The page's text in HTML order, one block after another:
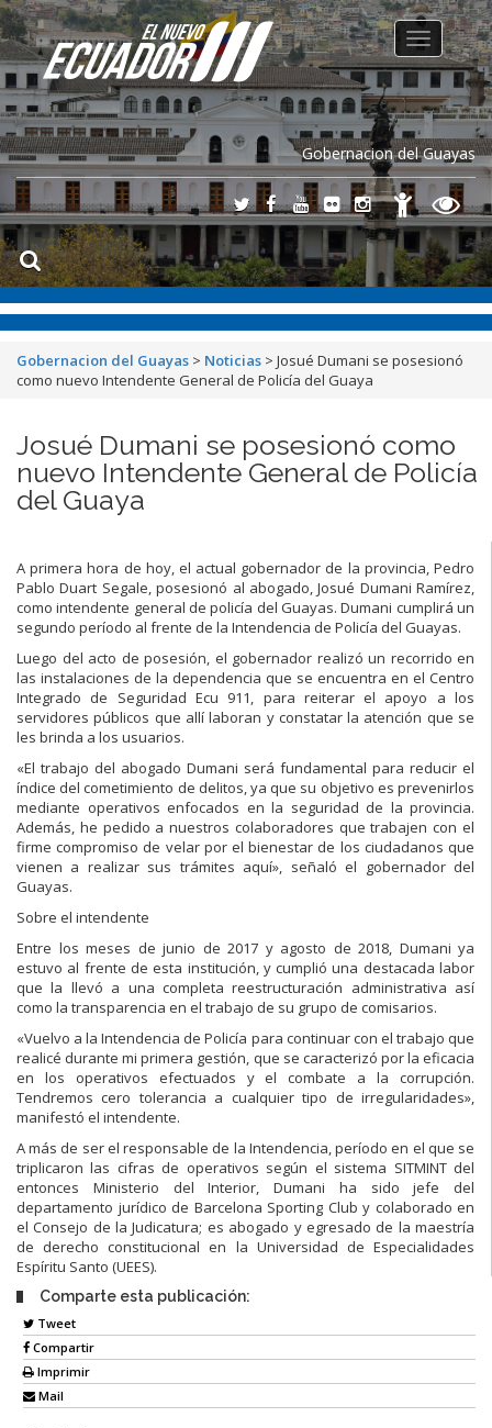
Gobernacion del Guayas
Toggle
navigation
Gobernacion del Guayas > Noticias > Josué Dumani se posesionó
como nuevo Intendente General de Policía del Guaya
Josué Dumani se posesionó como
nuevo Intendente General de Policía
del Guaya
A primera hora de hoy, el actual gobernador de la provincia, Pedro
Pablo Duart Segale, posesionó al abogado, Josué Dumani Ramírez,
como intendente general de policía del Guayas. Dumani cumplirá un
segundo período al frente de la Intendencia de Policía del Guayas.
Luego del acto de posesión, el gobernador realizó un recorrido en
las instalaciones de la dependencia que se encuentra en el Centro
Integrado de Seguridad Ecu 911, para reiterar el apoyo a los
servidores públicos que allí laboran y constatar la atención que se
les brinda a los usuarios.
«El trabajo del abogado Dumani será fundamental para reducir el
índice del cometimiento de delitos, ya que su objetivo es prevenirlos
mediante operativos enfocados en la seguridad de la provincia.
Además, he pedido a nuestros colaboradores que trabajen con el
firme compromiso de velar por el bienestar de los ciudadanos que
vienen a realizar sus trámites aquí», señaló el gobernador del
Guayas.
Sobre el intendente
Entre los meses de junio de 2017 y agosto de 2018, Dumani ya
estuvo al frente de esta institución, y cumplió una destacada labor
que la llevó a una completa reestructuración administrativa así
como la transparencia en el trabajo de su grupo de comisarios.
«Vuelvo a la Intendencia de Policía para continuar con el trabajo que
realicé durante mi primera gestión, que se caracterizó por la eficacia
en los operativos efectuados y el combate a la corrupción.
Tendremos cero tolerancia a cualquier tipo de irregularidades»,
manifestó el intendente.
A más de ser el responsable de la Intendencia, período en el que se
triplicaron las cifras de operativos según el sistema SITMINT del
entonces Ministerio del Interior, Dumani ha sido jefe del
departamento jurídico de Barcelona Sporting Club y colaborado en
el Consejo de la Judicatura; es abogado y egresado de la maestría
de derecho constitucional en la Universidad de Especialidades
Espíritu Santo (UEES).
Comparte esta publicación:
Tweet
Compartir
Imprimir
Mail